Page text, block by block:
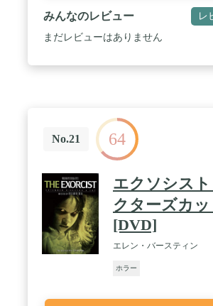
みんなのレビュー レ
まだレビューはありません
No.21 64
エクソシス
クターズカ
[DVD]
エレン・バースティン
ホラー